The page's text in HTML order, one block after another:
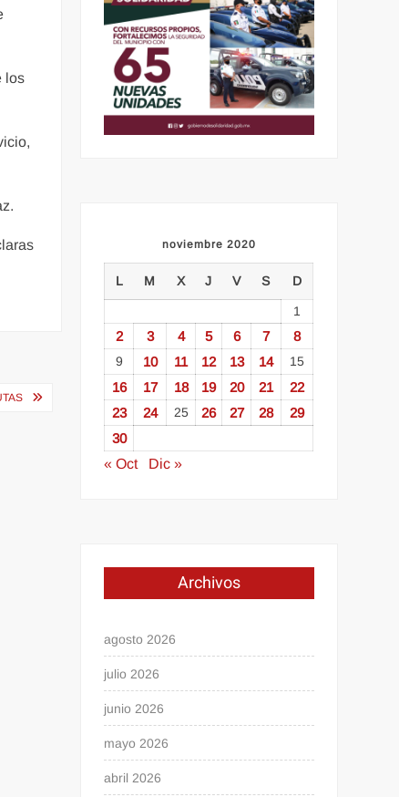
los
noviembre 2020
L M X J V S D
1
2 3 4 5 6 7 8
9 10 11 12 13 14 15
16 17 18 19 20 21
22
23
24 25 26 27 28
29
30
« Oct
Dic »
Archivos
agosto 2026
julio 2026
junio 2026
mayo 2026
abril 2026